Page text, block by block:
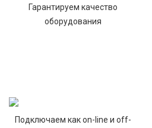
Гарантируем качество
оборудования
Подключаем как on-line и off-